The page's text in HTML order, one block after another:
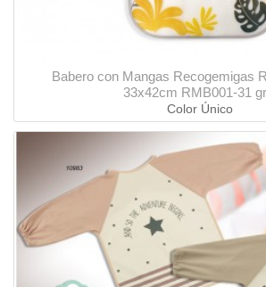
Babero con Mangas Recogemigas
33x42cm RMB001-31
Color Único